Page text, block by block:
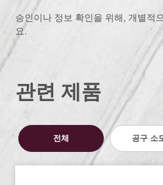
승인이나 정보 확인을 위해, 개별적
요.
관련 제품
전체 공구 소